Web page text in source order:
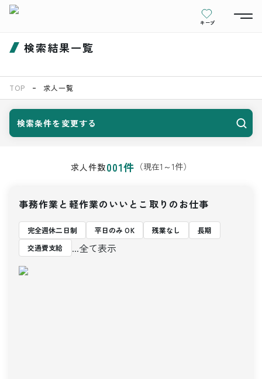
キープ
検索結果一覧
TOP 求人一覧
検索条件を変更する
求人件数001件 （現在1 ～1件）
事務作業と軽作業のいいとこ取りのお仕事
完全週休二日制 平日のみ OK 残業なし
長期
交通費支給
...全て表示